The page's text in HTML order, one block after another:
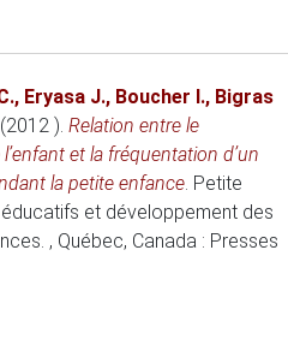
, Eryasa J., Boucher I., Bigras
(2012 ). Relation entre le
et la fréquentation d’un
la petite enfance. Petite
et développement des
, Québec, Canada : Presses